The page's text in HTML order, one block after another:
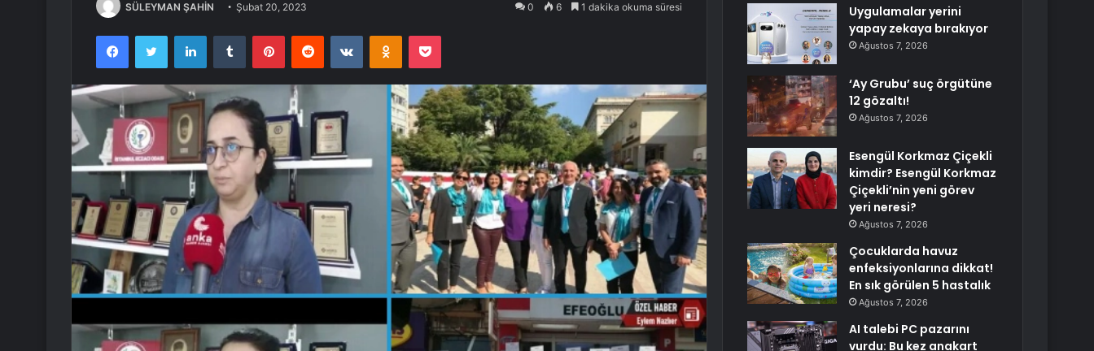
SÜLEYMAN ŞAHİN Şubat 20, 2023 0 6 1 dakika okuma süresi
FacebookTwitter LinkedInTumblr PinterestReddit VKontakteOdnoklassniki
Pocket
Uygulamalar yerini
yapay zekaya bırakıyor
Ağustos 7, 2026
‘Ay Grubu’ suç örgütüne
12 gözaltı!
Ağustos 7, 2026
Esengül Korkmaz Çiçekli
kimdir? Esengül Korkmaz
Çiçekli’nin yeni görev
yeri neresi?
Ağustos 7, 2026
Çocuklarda havuz
enfeksiyonlarına dikkat!
En sık görülen 5 hastalık
Ağustos 7, 2026
AI talebi PC pazarını
vurdu: Bu kez anakart